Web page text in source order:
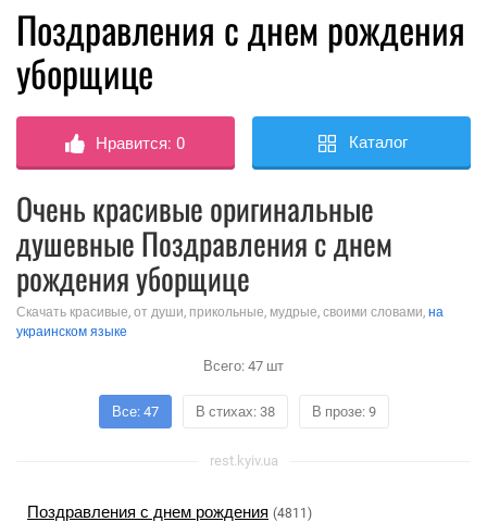
Поздравления с днем рождения
уборщице
Нравится:0 Каталог
Очень красивые оригинальные
душевные Поздравления с днем
рождения уборщице
Скачать красивые, от души, прикольные, мудрые, своими словами, на
украинском языке
Всего: 47 шт
Все: 47 В стихах: 38 В прозе: 9
rest.kyiv.ua
Поздравления с днем рождения (4811)